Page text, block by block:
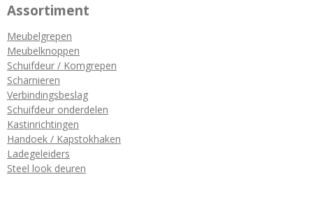
Assortiment
Meubelgrepen
Meubelknoppen
Schuifdeur / Komgrepen
Scharnieren
Verbindingsbeslag
Schuifdeur onderdelen
Kastinrichtingen
Handoek / Kapstokhaken
Ladegeleiders
Steel look deuren